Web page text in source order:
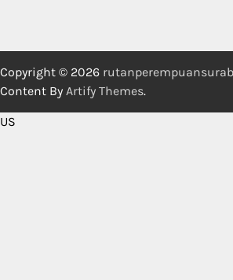
Copyright © 2026
Content By Artify Themes.
US